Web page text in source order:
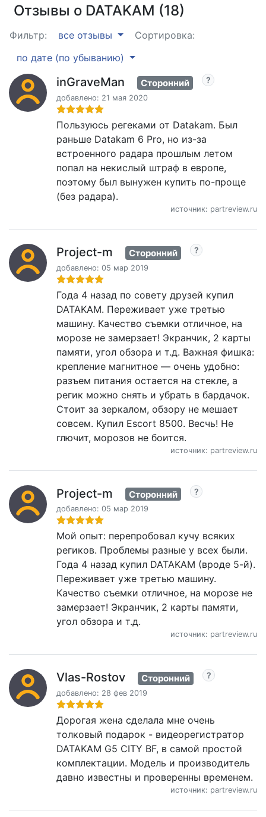
Отзывы о DATAKAM (18)
Фильтр: все отзывы
Сортировка:
по дате (по убыванию)
inGraveMan Сторонний
добавлено: 21 мая 2020
Пользуюсь регеками от Datakam. Был
раньше Datakam 6 Pro, но из-за
встроенного радара прошлым летом
попал на некислый штраф в европе,
поэтому был вынужен купить по-проще
(без радара).
источник: partreview.ru
Project-m Сторонний
добавлено: 05 мар 2019
Года 4 назад по совету друзей купил
DATAKAM. Переживает уже третью
машину. Качество съемки отличное, на
морозе не замерзает! Экранчик, 2 карты
памяти, угол обзора и т.д. Важная фишка:
крепление магнитное — очень удобно:
разъем питания остается на стекле, а
регик можно снять и убрать в бардачок.
Стоит за зеркалом, обзору не мешает
совсем. Купил Escort 8500. Весчь! Не
глючит, морозов не боится.
источник: partreview.ru
Project-m Сторонний
добавлено: 05 мар 2019
Мой опыт: перепробовал кучу всяких
региков. Проблемы разные у всех были.
Года 4 назад купил DATAKAM (вроде 5-й).
Переживает уже третью машину.
Качество съемки отличное, на морозе не
замерзает! Экранчик, 2 карты памяти,
угол обзора и т.д.
источник: partreview.ru
Vlas-Rostov Сторонний
добавлено: 28 фев 2019
Дорогая жена сделала мне очень
толковый подарок - видеорегистратор
DATAKAM G5 CITY BF, в самой простой
комплектации. Модель и производитель
давно известны и проверенны временем.
источник: partreview.ru